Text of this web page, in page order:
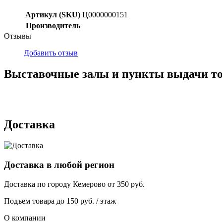
Артикул (SKU) Ц0000000151
Производитель
Отзывы
Добавить отзыв
Выставочные залы и пункты выдачи
Доставка
Доставка в любой регион
Доставка по городу Кемерово от 350 руб.
Подъем товара до 150 руб. / этаж
О компании